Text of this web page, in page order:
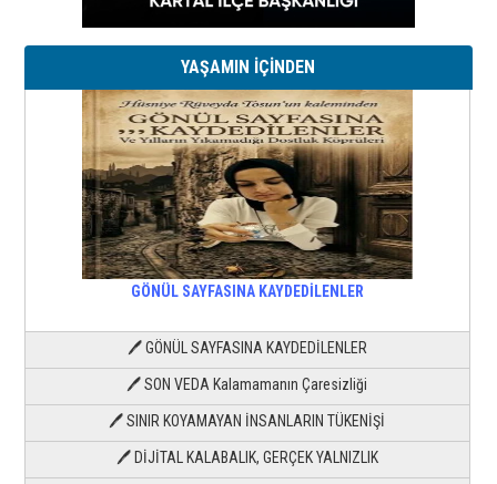
YAŞAMIN İÇİNDEN
GÖNÜL SAYFASINA KAYDEDİLENLER
🖊 GÖNÜL SAYFASINA KAYDEDİLENLER
🖊 SON VEDA Kalamamanın Çaresizliği
🖊 SINIR KOYAMAYAN İNSANLARIN TÜKENİŞİ
🖊 DİJİTAL KALABALIK, GERÇEK YALNIZLIK